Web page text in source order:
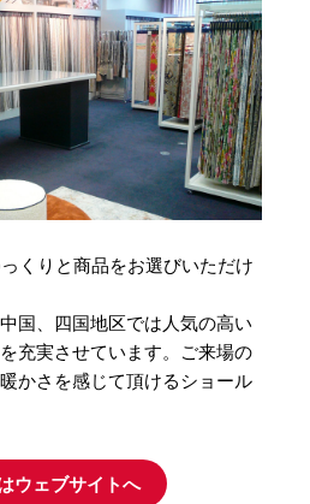
くりと商品をお選びいただけ
国、四国地区では人気の高い
充実させています。ご来場の
かさを感じて頂けるショール
ウェブサイトへ